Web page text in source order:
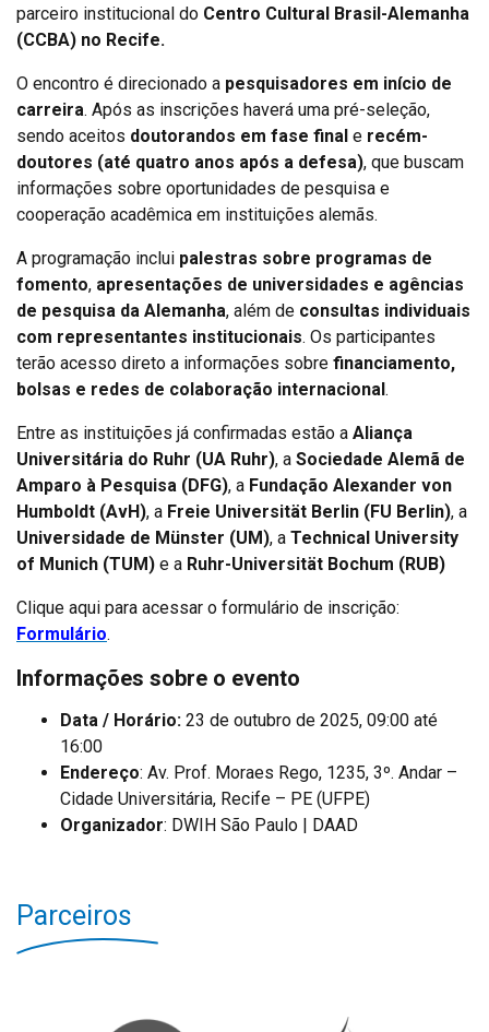
parceiro institucional do Centro Cultural Brasil-Alemanha
(CCBA) no Recife.
O encontro é direcionado a pesquisadores em início de
carreira. Após as inscrições haverá uma pré-seleção,
sendo aceitos doutorandos em fase final e recém-
doutores (até quatro anos após a defesa), que buscam
informações sobre oportunidades de pesquisa e
cooperação acadêmica em instituições alemãs.
A programação inclui palestras sobre programas de
fomento, apresentações de universidades e agências
de pesquisa da Alemanha, além de consultas individuais
com representantes institucionais. Os participantes
terão acesso direto a informações sobre financiamento,
bolsas e redes de colaboração internacional .
Entre as instituições já confirmadas estão a Aliança
Universitária do Ruhr (UA Ruhr), a Sociedade Alemã de
Amparo à Pesquisa (DFG), a Fundação Alexander von
Humboldt (AvH), a Freie Universität Berlin (FU Berlin), a
Universidade de Münster (UM), a Technical University
of Munich (TUM) e a Ruhr-Universität Bochum (RUB)
Clique aqui para acessar o formulário de inscrição:
Formulário.
Informações sobre o evento
Data / Horário: 23 de outubro de 2025, 09:00 até
16:00
Endereço: Av. Prof. Moraes Rego, 1235, 3º. Andar –
Cidade Universitária, Recife – PE (UFPE)
Organizador: DWIH São Paulo | DAAD
Parceiros